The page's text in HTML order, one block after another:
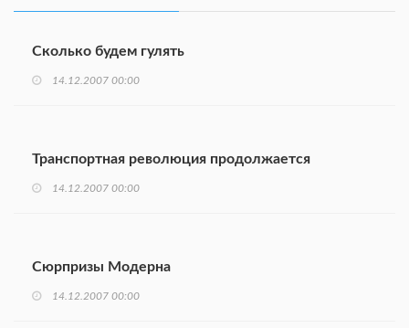
Сколько будем гулять
14.12.2007 00:00
Транспортная революция продолжается
14.12.2007 00:00
Сюрпризы Модерна
14.12.2007 00:00